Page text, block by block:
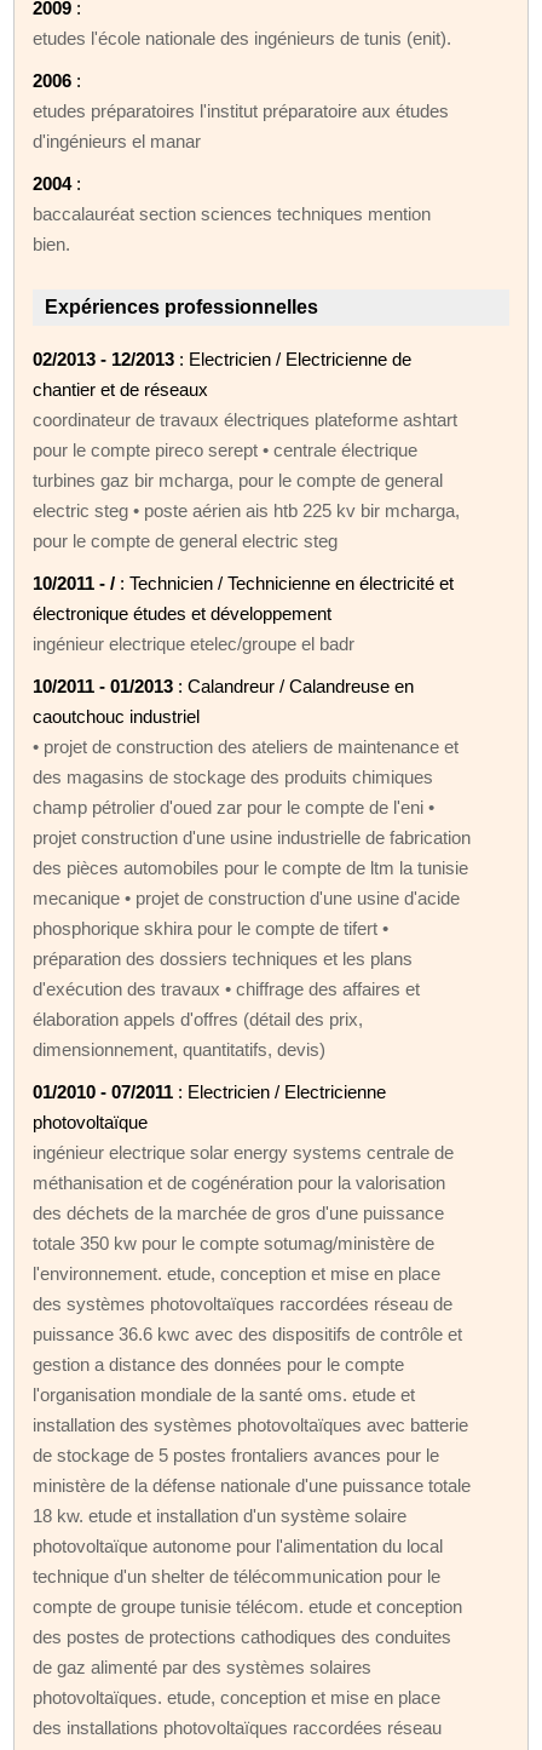
2009 :
etudes l'école nationale des ingénieurs de tunis (enit).
2006 :
etudes préparatoires l'institut préparatoire aux études
d'ingénieurs el manar
2004:
baccalauréat section sciences techniques mention
bien.
Expériences professionnelles
02/2013 - 12/2013 : Electricien / Electricienne de
chantier et de réseaux
coordinateur de travaux électriques plateforme ashtart
pour le compte pireco serept • centrale électrique
turbines gaz bir mcharga, pour le compte de general
electric steg • poste aérien ais htb 225 kv bir mcharga,
pour le compte de general electric steg
10/2011 - / : Technicien / Technicienne en électricité et
électronique études et développement
ingénieur electrique etelec/groupe el badr
10/2011 - 01/2013 : Calandreur / Calandreuse en
caoutchouc industriel
• projet de construction des ateliers de maintenance et
des magasins de stockage des produits chimiques
champ pétrolier d'oued zar pour le compte de l'eni •
projet construction d'une usine industrielle de fabrication
des pièces automobiles pour le compte de ltm la tunisie
mecanique • projet de construction d'une usine d'acide
phosphorique skhira pour le compte de tifert •
préparation des dossiers techniques et les plans
d'exécution des travaux • chiffrage des affaires et
élaboration appels d'offres (détail des prix,
dimensionnement, quantitatifs, devis)
01/2010 - 07/2011 : Electricien / Electricienne
photovoltaïque
ingénieur electrique solar energy systems centrale de
méthanisation et de cogénération pour la valorisation
des déchets de la marchée de gros d'une puissance
totale 350 kw pour le compte sotumag/ministère de
l'environnement. etude, conception et mise en place
des systèmes photovoltaïques raccordées réseau de
puissance 36.6 kwc avec des dispositifs de contrôle et
gestion a distance des données pour le compte
l'organisation mondiale de la santé oms. etude et
installation des systèmes photovoltaïques avec batterie
de stockage de 5 postes frontaliers avances pour le
ministère de la défense nationale d'une puissance totale
18 kw. etude et installation d'un système solaire
photovoltaïque autonome pour l'alimentation du local
technique d'un shelter de télécommunication pour le
compte de groupe tunisie télécom. etude et conception
des postes de protections cathodiques des conduites
de gaz alimenté par des systèmes solaires
photovoltaïques. etude, conception et mise en place
des installations photovoltaïques raccordées réseau